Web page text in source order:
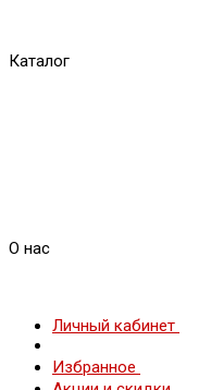
Каталог
О нас
Личный кабинет
Избранное